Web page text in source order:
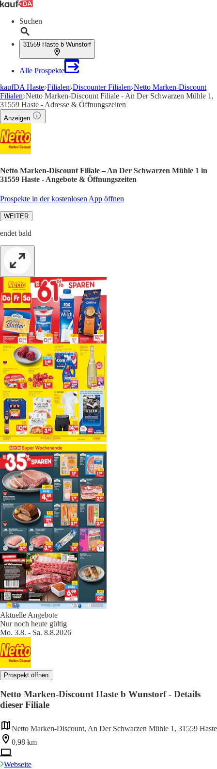
Suchen
31559 Haste b Wunstorf
Alle Prospekte
kaufDA Haste Filialen Discounter Filialen Netto Marken-Discount
Filialen Netto Marken-Discount Filiale - An Der Schwarzen Mühle 1,
31559 Haste - Adresse & Öffnungszeiten
Anzeigen
Netto Marken-Discount Filiale – An Der Schwarzen Mühle 1 in
31559 Haste - Angebote & Öffnungszeiten
Prospekte in der kostenlosen App öffnen
WEITER
endet bald
Aktuelle Angebote
Nur noch heute gültig
Mo. 3.8. - Sa. 8.8.2026
Prospekt öffnen
Netto Marken-Discount Haste b Wunstorf - Details
dieser Filiale
Netto Marken-Discount, An Der Schwarzen Mühle 1, 31559 Haste
0,98 km
Webseite